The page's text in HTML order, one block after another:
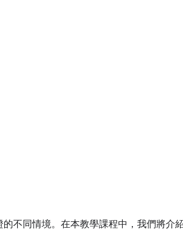
不同情境。在本教學課程中，我們將介